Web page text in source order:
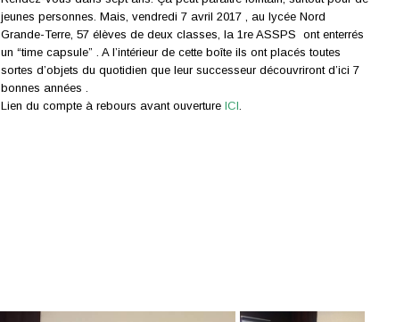
jeunes personnes. Mais, vendredi 7 avril 2017 , au lycée Nord
Grande-Terre, 57 élèves de deux classes, la 1re ASSPS ont enterrés
un “time capsule” . A l’intérieur de cette boîte ils ont placés toutes
sortes d’objets du quotidien que leur successeur découvriront d’ici 7
bonnes années .
Lien du compte à rebours avant ouverture ICI.